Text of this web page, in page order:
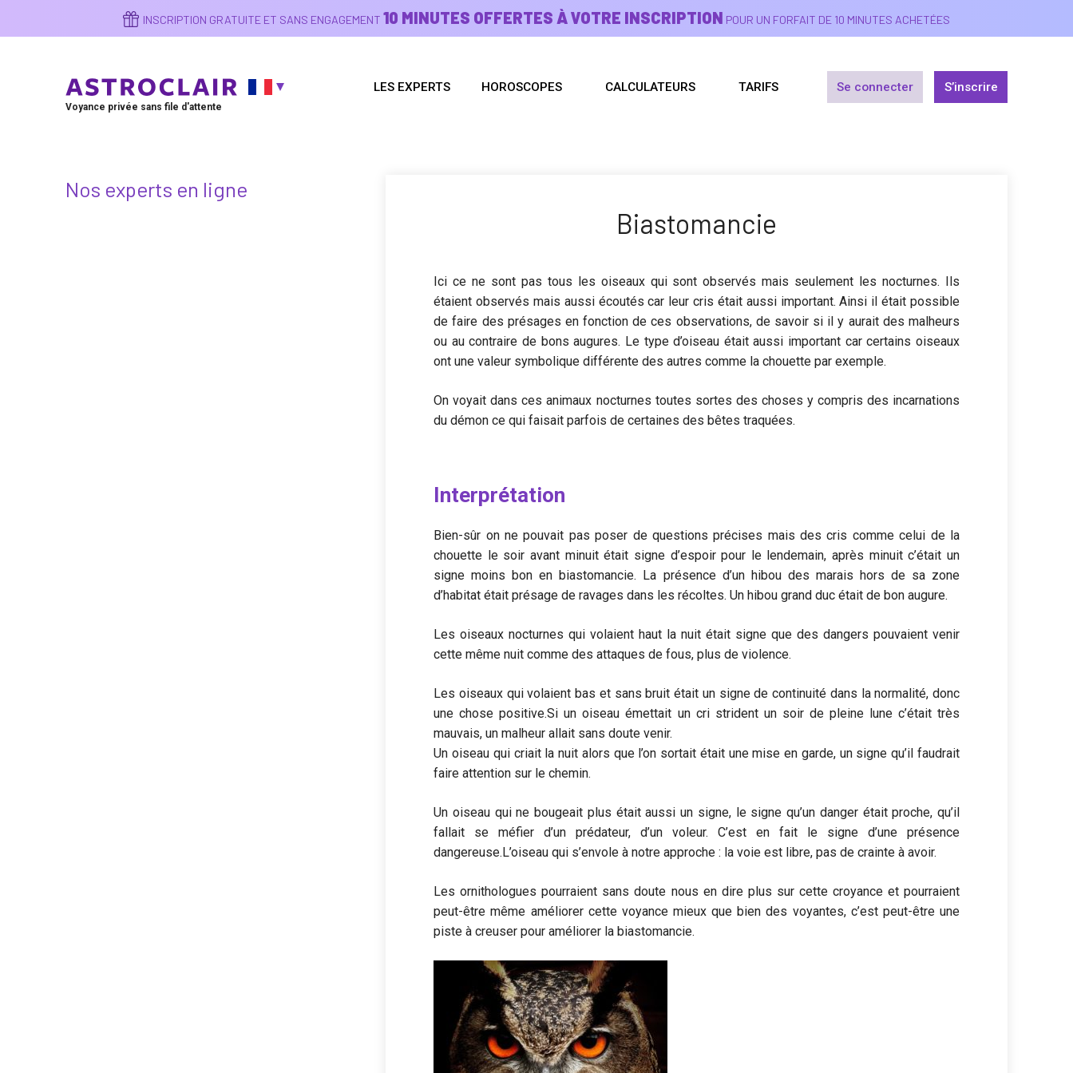
contenu
INSCRIPTION GRATUITE ET SANS ENGAGEMENT 10 MINUTES OFFERTES À VOTRE INSCRIPTION POUR UN FORFAIT DE 10 MINUTES ACHETÉES
Voyance privée sans file d'attente
LES EXPERTS HOROSCOPES CALCULATEURS TARIFS Se connecter S’inscrire
Biastomancie
Ici ce ne sont pas tous les oiseaux qui sont observés mais seulement les nocturnes. Ils
étaient observés mais aussi écoutés car leur cris était aussi important. Ainsi il était possible
de faire des présages en fonction de ces observations, de savoir si il y aurait des malheurs
ou au contraire de bons augures. Le type d’oiseau était aussi important car certains oiseaux
ont une valeur symbolique différente des autres comme la chouette par exemple.
On voyait dans ces animaux nocturnes toutes sortes des choses y compris des incarnations
du démon ce qui faisait parfois de certaines des bêtes traquées.
Interprétation
Bien-sûr on ne pouvait pas poser de questions précises mais des cris comme celui de la
chouette le soir avant minuit était signe d’espoir pour le lendemain, après minuit c’était un
signe moins bon en biastomancie. La présence d’un hibou des marais hors de sa zone
d’habitat était présage de ravages dans les récoltes. Un hibou grand duc était de bon augure.
Les oiseaux nocturnes qui volaient haut la nuit était signe que des dangers pouvaient venir
cette même nuit comme des attaques de fous, plus de violence.
Les oiseaux qui volaient bas et sans bruit était un signe de continuité dans la normalité, donc
une chose positive.Si un oiseau émettait un cri strident un soir de pleine lune c’était très
mauvais, un malheur allait sans doute venir.
Un oiseau qui criait la nuit alors que l’on sortait était une mise en garde, un signe qu’il faudrait
faire attention sur le chemin.
Un oiseau qui ne bougeait plus était aussi un signe, le signe qu’un danger était proche, qu’il
fallait se méfier d’un prédateur, d’un voleur. C’est en fait le signe d’une présence
dangereuse.L’oiseau qui s’envole à notre approche : la voie est libre, pas de crainte à avoir.
Les ornithologues pourraient sans doute nous en dire plus sur cette croyance et pourraient
peut-être même améliorer cette voyance mieux que bien des voyantes, c’est peut-être une
piste à creuser pour améliorer la biastomancie.
Nos experts en ligne